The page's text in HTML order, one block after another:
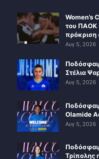
Women’s
του ΠΑΟΚ
πρόκριση
Αυγ 5, 2026
Στέλια
Αυγ 5, 2026
Olamide
Αυγ 5, 2026
Τρίπολης